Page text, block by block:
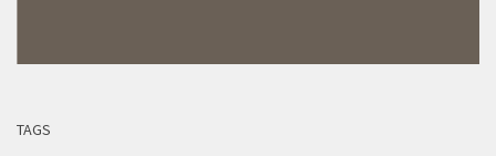
TAGS